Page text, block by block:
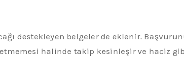
destekleyen belgeler de eklenir.
halinde takip kesinleşir ve haciz